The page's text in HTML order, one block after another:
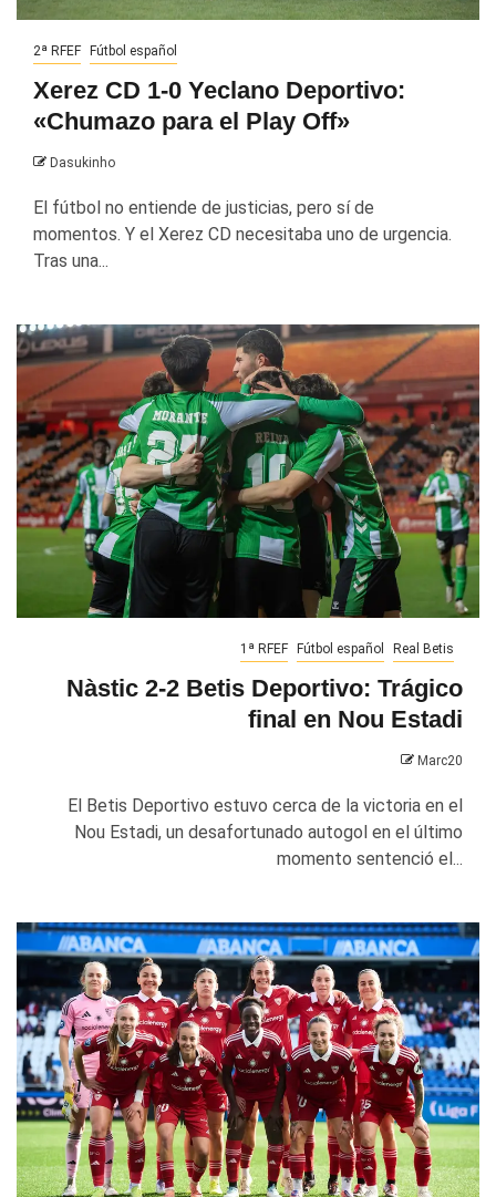
2ª RFEF Fútbol español
Xerez CD 1-0 Yeclano Deportivo:
«Chumazo para el Play Off»
Dasukinho
El fútbol no entiende de justicias, pero sí de
momentos. Y el Xerez CD necesitaba uno de urgencia.
Tras una...
1ª RFEF Fútbol español Real Betis
Nàstic 2-2 Betis Deportivo: Trágico
final en Nou Estadi
Marc20
El Betis Deportivo estuvo cerca de la victoria en el
Nou Estadi, un desafortunado autogol en el último
momento sentenció el...